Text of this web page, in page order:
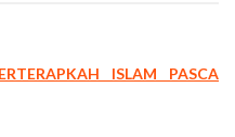
ISLAM PASCA